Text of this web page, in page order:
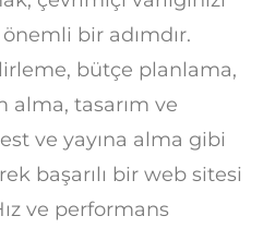
bir adımdır.
bütçe planlama,
alma, tasarım ve
ve yayına alma gibi
başarılı bir web sitesi
ve performans